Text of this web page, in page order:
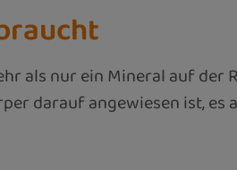
als nur ein Mineral auf der
darauf angewiesen ist, es